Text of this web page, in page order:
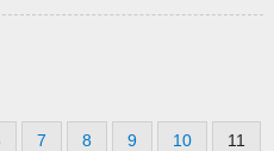
7 8 9 10 11